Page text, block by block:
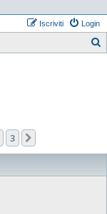
Login
Iscriviti
3